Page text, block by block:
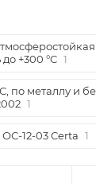
+300 °C 1
по металлу и
1
12-03 Certa 1